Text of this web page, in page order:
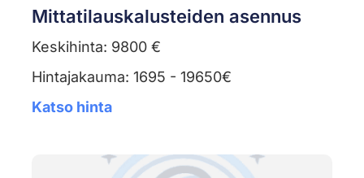
Mittatilauskalusteiden asennus
Keskihinta: 9800 €
Hintajakauma: 1695 - 19650€
Katso hinta